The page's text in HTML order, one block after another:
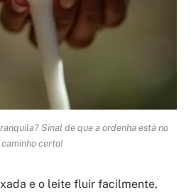
Sinal de que a ordenha está no
caminho certo!
e o leite fluir facilmente,